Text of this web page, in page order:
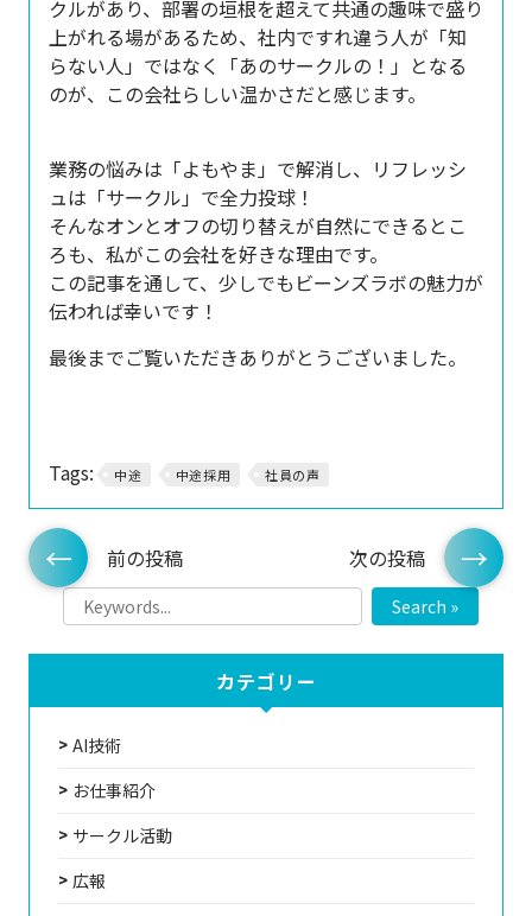
クルがあり、部署の垣根を超えて共通の趣味で盛り
上がれる場があるため、社内ですれ違う人が「知
らない人」ではなく「あのサークルの！」となる
のが、この会社らしい温かさだと感じます。
業務の悩みは「よもやま」で解消し、リフレッシ
ュは「サークル」で全力投球！
そんなオンとオフの切り替えが自然にできるとこ
ろも、私がこの会社を好きな理由です。
この記事を通して、少しでもビーンズラボの魅力が
伝われば幸いです！
最後までご覧いただきありがとうございました。
Tags: 中途 中途採用 社員の声
前の投稿 次の投稿
Search »
カテゴリー
AI技術
お仕事紹介
サークル活動
広報